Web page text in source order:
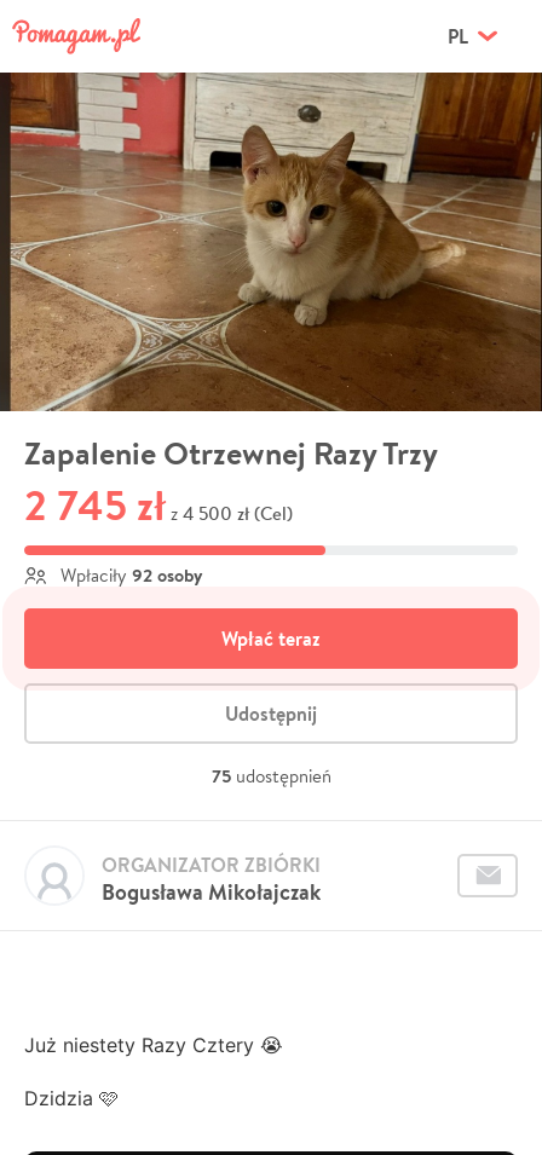
PL
Zapalenie Otrzewnej Razy Trzy
2 745 zł z 4 500 zł (Cel)
Wpłaciły 92 osoby
Wpłać teraz
Udostępnij
75 udostępnień
Bogusława Mikołajczak
ORGANIZATOR ZBIÓRKI
Już niestety Razy Cztery 😭
Dzidzia 🩷